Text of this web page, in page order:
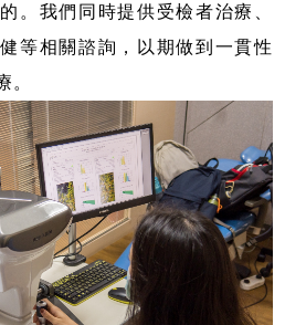
。我們同時提供受檢者治療、
等相關諮詢，以期做到一貫性
。